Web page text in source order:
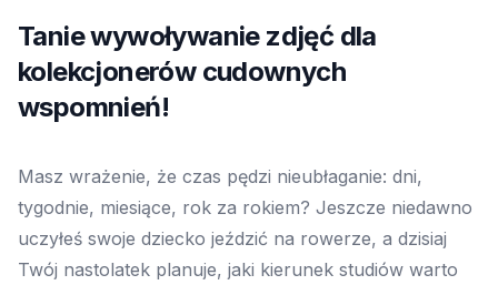
Tanie wywoływanie zdjęć dla
kolekcjonerów cudownych
wspomnień!
Masz wrażenie, że czas pędzi nieubłaganie: dni,
tygodnie, miesiące, rok za rokiem? Jeszcze niedawno
uczyłeś swoje dziecko jeździć na rowerze, a dzisiaj
Twój nastolatek planuje, jaki kierunek studiów warto